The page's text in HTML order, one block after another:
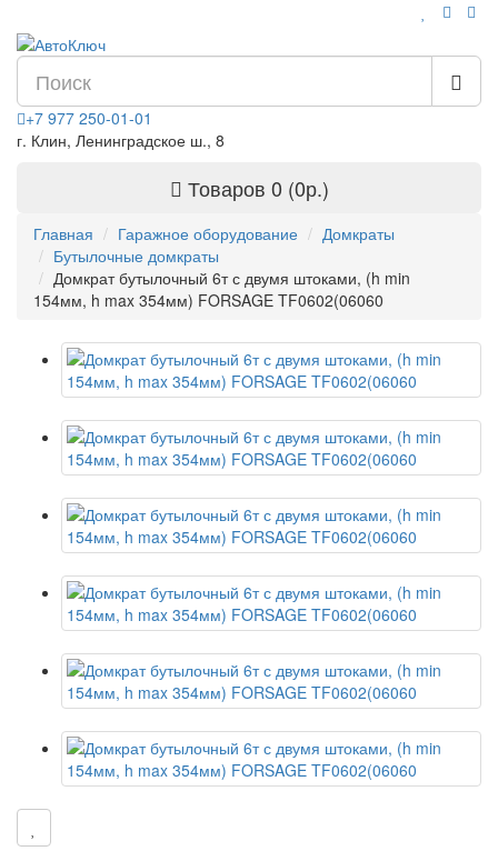
+7 977 250-01-01
г. Клин, Ленинградское ш., 8
Товаров 0 (0р.)
Главная Гаражное оборудование
Домкраты
Бутылочные домкраты
Домкрат бутылочный 6т с двумя штоками, (h min
154мм, h max 354мм) FORSAGE TF0602(06060